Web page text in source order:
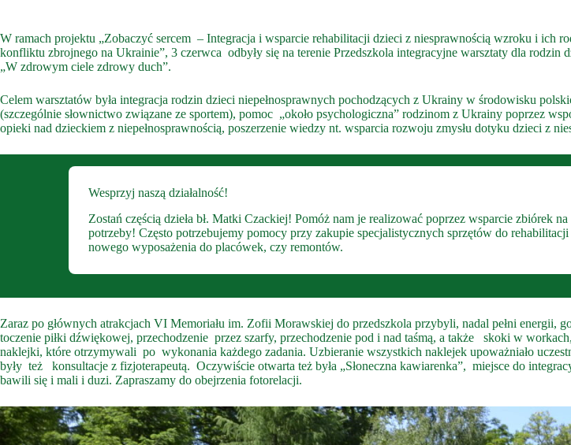
W ramach projektu „Zobaczyć sercem – Integracja i wsparcie rehabilitacji dzieci z niesprawnością wzroku i
konfliktu zbrojnego na Ukrainie”, 3 czerwca odbyły się na terenie Przedszkola integracyjne warsztaty dla
„W zdrowym ciele zdrowy duch”.
Celem warsztatów była integracja rodzin dzieci niepełnosprawnych pochodzących z Ukrainy w środowisku
(szczególnie słownictwo związane ze sportem), pomoc „około psychologiczna” rodzinom z Ukrainy poprzez
opieki nad dzieckiem z niepełnosprawnością, poszerzenie wiedzy nt. wsparcia rozwoju zmysłu dotyku dzieci z
Wesprzyj naszą działalność!
Zostań częścią dzieła bł. Matki Czackiej! Pomóż nam je realizować poprzez wsparcie zbiórek na
potrzeby! Często potrzebujemy pomocy przy zakupie specjalistycznych sprzętów do
nowego wyposażenia do placówek, czy remontów.
Zaraz po głównych atrakcjach VI Memoriału im. Zofii Morawskiej do przedszkola przybyli, nadal pełni energii,
toczenie piłki dźwiękowej, przechodzenie przez szarfy, przechodzenie pod i nad taśmą, a także skoki w
naklejki, które otrzymywali po wykonania każdego zadania. Uzbieranie wszystkich naklejek upoważniało
były też konsultacje z fizjoterapeutą. Oczywiście otwarta też była „Słoneczna kawiarenka”, miejsce do
bawili się i mali i duzi. Zapraszamy do obejrzenia fotorelacji.